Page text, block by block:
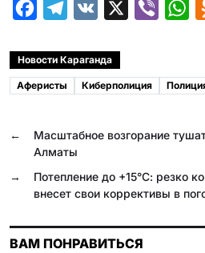
c
e
o
o
k
l
e
a
m
e
W
t
p
Новости Караганда
Аферисты Киберполиция
←
Масштабное возгорание
Алматы
→
Потепление до +15°С: резко
внесет свои коррективы в
ВАМ ПОНРАВИТЬСЯ